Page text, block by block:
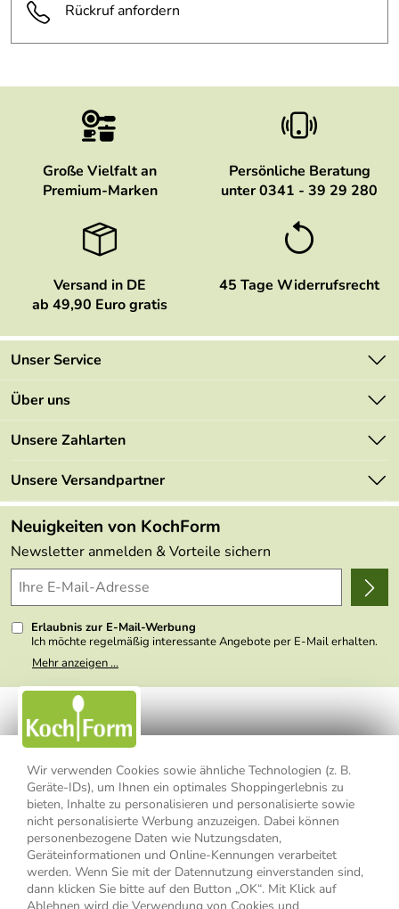
Wir verwenden Cookies sowie ähnliche Technologien (z. B.
Geräte-IDs), um Ihnen ein optimales Shoppingerlebnis zu
bieten, Inhalte zu personalisieren und personalisierte sowie
nicht personalisierte Werbung anzuzeigen. Dabei können
personenbezogene Daten wie Nutzungsdaten,
Geräteinformationen und Online-Kennungen verarbeitet
werden. Wenn Sie mit der Datennutzung einverstanden sind,
dann klicken Sie bitte auf den Button „OK“. Mit Klick auf
Rückruf anfordern
Große Vielfalt an
Premium-Marken
Persönliche Beratung
unter 0341 - 39 29 280
Versand in DE
ab 49,90 Euro gratis
45 Tage Widerrufsrecht
Unser Service
Kontakt
Mehrwertsteuerfrei
Retourenportal
FAQs
Lieferbedingungen
Delivery Terms
Kundenlogin
Über uns
Marken
Angebote
Made in Germany
Themen
Wir über uns
Presse
Unsere Zahlarten
Unsere Versandpartner
Neuigkeiten von KochForm
Newsletter anmelden & Vorteile sichern
Erlaubnis zur E-Mail-Werbung
Ich möchte regelmäßig interessante Angebote per E-Mail erhalten.
Meine E-Mail-Adresse wird nicht an andere Unternehmen
weitergegeben. Zu statistischen Zwecken wird in anonymer Form
nicht erkennbar, welche konkrete Person geklickt hat. Diese
Einwilligung zur Nutzung meiner E-Mail- Adresse für Werbezwecke
kann ich jederzeit mit Wirkung für die Zukunft widerrufen, indem ich
den Link "Abmelden" am Ende des Newsletters anklicke oder die
Option Newsletter im Mitgliederbereich deaktiviere. Die
Datenschutzerklärung
habe ich zur Kenntnis genommen.
Mehr anzeigen ...
Impressum Datenschutzerklärung
AGB
Widerrufsbelehrung
Widerrufsformular
Vertrag widerrufen